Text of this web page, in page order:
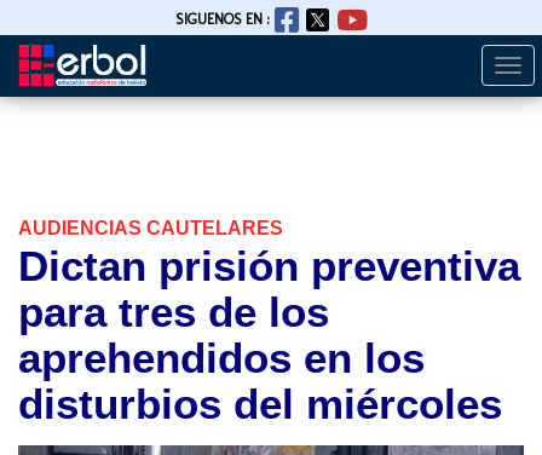
Pasar
SIGUENOS EN :
AUDIENCIAS CAUTELARES
Dictan prisión preventiva
para tres de los
aprehendidos en los
disturbios del miércoles